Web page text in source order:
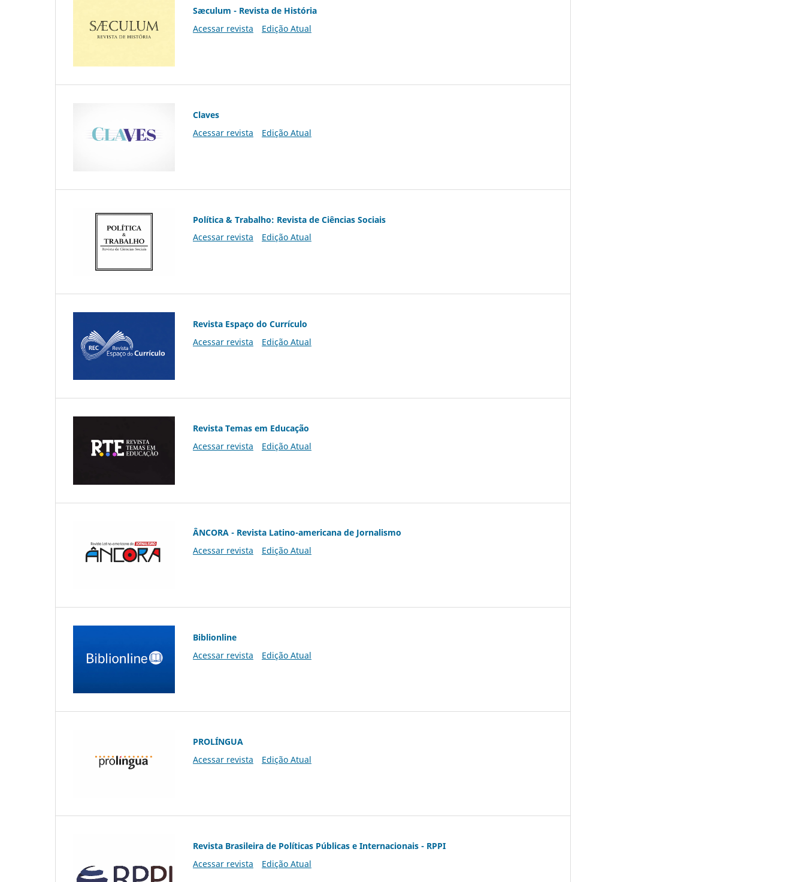
Sæculum - Revista de História
Acessar revista
Edição Atual
Claves
Acessar revista
Edição Atual
Política & Trabalho: Revista de Ciências Sociais
Acessar revista
Edição Atual
Revista Espaço do Currículo
Acessar revista
Edição Atual
Revista Temas em Educação
Acessar revista
Edição Atual
ÂNCORA - Revista Latino-americana de Jornalismo
Acessar revista
Edição Atual
Biblionline
Acessar revista
Edição Atual
PROLÍNGUA
Acessar revista
Edição Atual
Revista Brasileira de Políticas Públicas e Internacionais - RPPI
Acessar revista
Edição Atual